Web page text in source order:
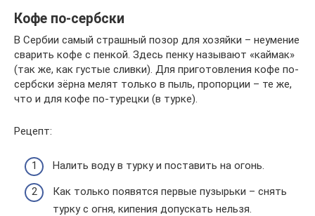
Кофе по-сербски
В Сербии самый страшный позор для хозяйки – неумение
сварить кофе с пенкой. Здесь пенку называют «каймак»
(так же, как густые сливки). Для приготовления кофе по-
сербски зёрна мелят только в пыль, пропорции – те же,
что и для кофе по-турецки (в турке).
Рецепт:
Налить воду в турку и поставить на огонь.
Как только появятся первые пузырьки – снять
турку с огня, кипения допускать нельзя.